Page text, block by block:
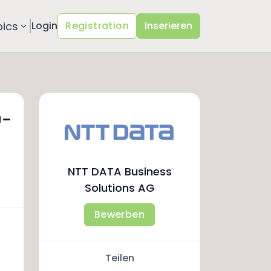
Login Registration Inserieren
NTT DATA Business
Solutions AG
Bewerben
Teilen